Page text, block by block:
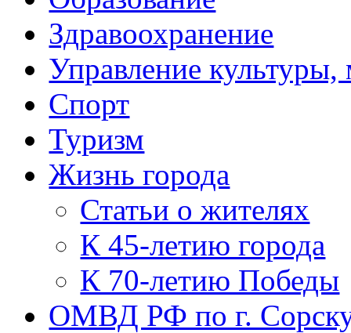
Здравоохранение
Управление
Спорт
Туризм
Жизнь города
Статьи о жителях
К 45-летию города
К 70-летию Победы
ОМВД РФ по г.